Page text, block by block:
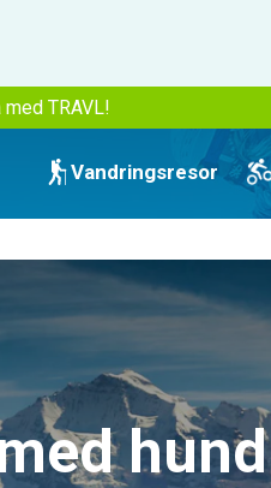
TRAVL!
Vandringsresor
hund